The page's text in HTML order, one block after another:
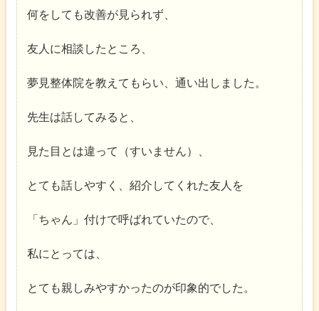
何をしても改善が見られず、
友人に相談したところ、
夢見整体院を教えてもらい、通い出しました。
先生は話してみると、
見た目とは違って（すいません）、
とても話しやすく、紹介してくれた友人を
「ちゃん」付けで呼ばれていたので、
私にとっては、
とても親しみやすかったのが印象的でした。